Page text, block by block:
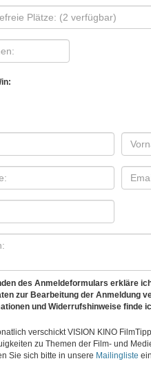
des Anmeldeformulars erkläre
zur Bearbeitung der Anmeldung
und Widerrufshinweise finde
verschickt VISION KINO
zu Themen der Film- und
Sie sich bitte in unsere Mailingliste